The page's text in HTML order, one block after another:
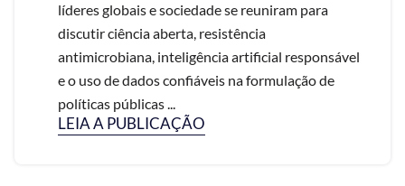
líderes globais e sociedade se reuniram para
discutir ciência aberta, resistência
antimicrobiana, inteligência artificial responsável
e o uso de dados confiáveis na formulação de
políticas públicas ...
LEIA A PUBLICAÇÃO